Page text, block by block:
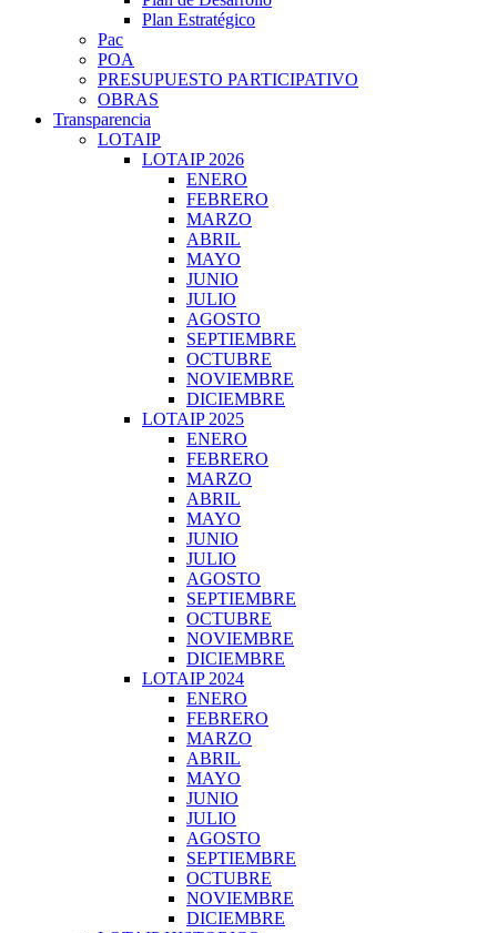
Plan Estratégico
Pac
POA
PRESUPUESTO PARTICIPATIVO
OBRAS
Transparencia
LOTAIP
LOTAIP 2026
ENERO
FEBRERO
MARZO
ABRIL
MAYO
JUNIO
JULIO
AGOSTO
SEPTIEMBRE
OCTUBRE
NOVIEMBRE
DICIEMBRE
LOTAIP 2025
ENERO
FEBRERO
MARZO
ABRIL
MAYO
JUNIO
JULIO
AGOSTO
SEPTIEMBRE
OCTUBRE
NOVIEMBRE
DICIEMBRE
LOTAIP 2024
ENERO
FEBRERO
MARZO
ABRIL
MAYO
JUNIO
JULIO
AGOSTO
SEPTIEMBRE
OCTUBRE
NOVIEMBRE
DICIEMBRE